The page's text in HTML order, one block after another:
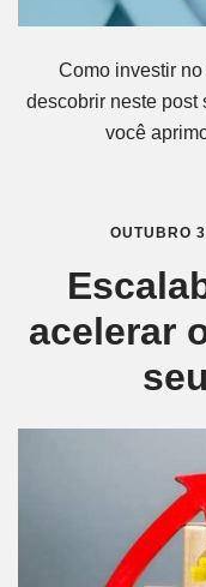
Como investir
descobrir neste post
você
OUTUBRO
acelerar